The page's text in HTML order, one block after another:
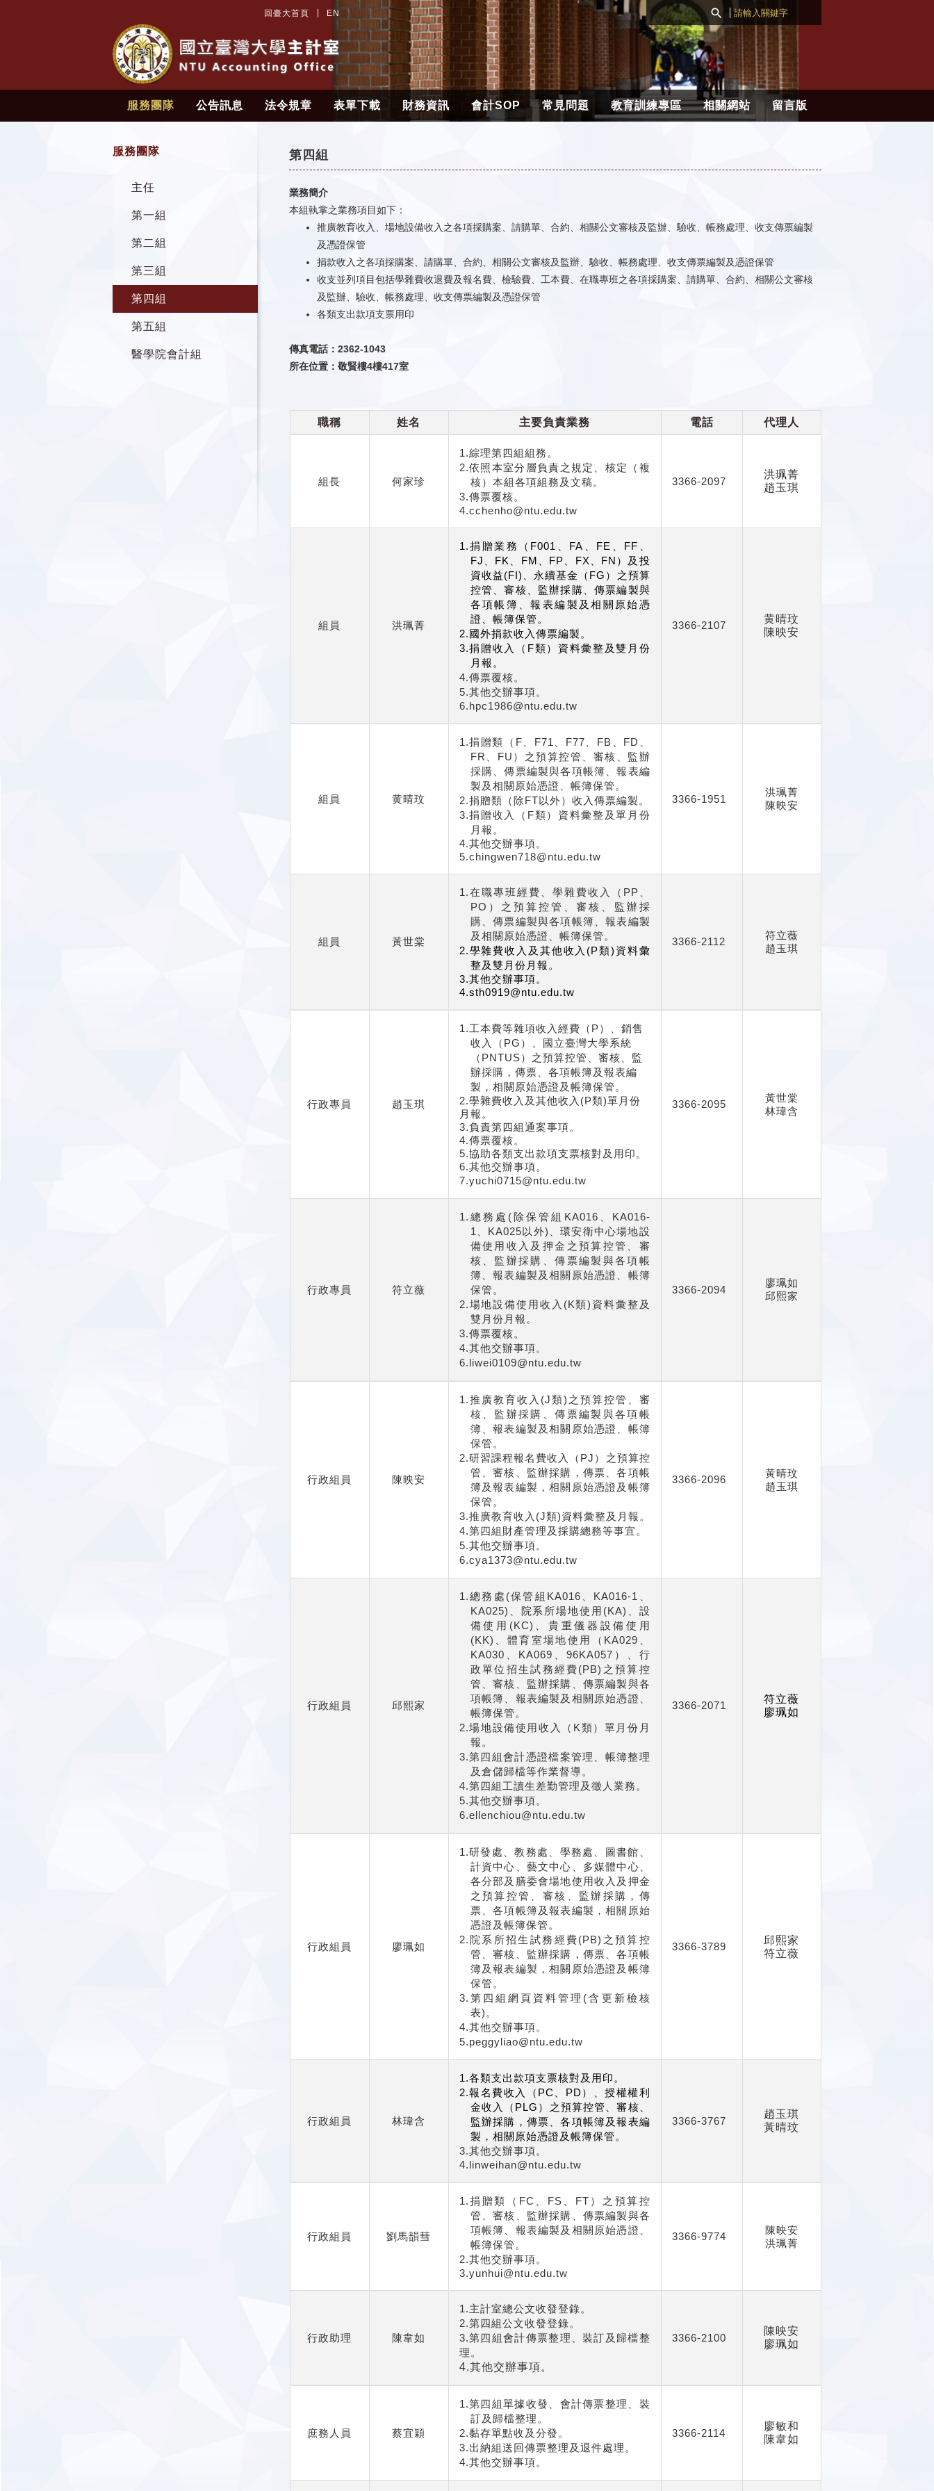

回臺大首頁 EN
服務團隊 公告訊息 法令規章 表單下載 財務資訊 會計SOP 常見問題 教育訓練專區 相關網站 留言版
服務團隊
主任
第一組
第二組
第三組
第四組
第五組
醫學院會計組
第四組
業務簡介
本組執掌之業務項目如下：
推廣教育收入、場地設備收入之各項採購案、請購單、合約、相關公文審核及監辦、驗收、帳務處理、收支傳票編製
及憑證保管
捐款收入之各項採購案、請購單、合約、相關公文審核及監辦、驗收、帳務處理、收支傳票編製及憑證保管
收支並列項目包括學雜費收退費及報名費、檢驗費、工本費、在職專班之各項採購案、請購單、合約、相關公文審核
及監辦、驗收、帳務處理、收支傳票編製及憑證保管
各類支出款項支票用印
傳真電話：2362-1043
所在位置：敬賢樓4樓417室
職稱 姓名 主要負責業務 電話 代理人
組長 何家珍
1.綜理第四組組務。
2.依照本室分層負責之規定、核定（複
核）本組各項組務及文稿。
3.傳票覆核。
4.cchenho@ntu.edu.tw
3366-2097
洪珮菁
趙玉琪
組員 洪珮菁
1.捐贈業務（F001、FA、FE、FF、
FJ、FK、FM、FP、FX、FN）及投
資收益(FI)、永續基金（FG）之預算
控管、審核、監辦採購、傳票編製與
各項帳簿、報表編製及相關原始憑
證、帳簿保管。
2.國外捐款收入傳票編製。
3.捐贈收入（ F類）資料彙整及雙月份
月報。
4.傳票覆核。
5.其他交辦事項。
6.hpc1986@ntu.edu.tw
3366-2107
黄晴玟
陳映安
組員 黄晴玟
1.捐贈類（F、F71、F77、FB、FD、
FR、FU）之預算控管、審核、監辦
採購、傳票編製與各項帳簿、報表編
製及相關原始憑證、帳簿保管。
2.捐贈類（除FT以外）收入傳票編製。
3.捐贈收入（F類）資料彙整及單月份
月報。
4.其他交辦事項。
5.chingwen718@ntu.edu.tw
3366-1951
洪珮菁
陳映安
組員 黃世棠
1.在職專班經費、學雜費收入（ PP
PO ）之預算控管、審核、監辦採
購、傳票編製與各項帳簿、報表編製
及相關原始憑證、帳簿保管。
2.學雜費收入 及其他收入 (P類) 資料彙
整及雙月份月報。
3.其他交辦事項。
4.sth0919@ntu.edu.tw
3366-2112
符立薇
趙玉琪
行政專員 趙玉琪
1.工本費等雜項收入經費（ P）、銷售
收入（ PG ）、國立臺灣大學系統
（ PNTUS）之預算控管、審核、監
辦採購，傳票、各項帳簿及報表編
製，相關原始憑證及帳簿保管。
2.學雜費收入及其他收入 (P類)單月份
月報。
3.負責第四組通案事項。
4.傳票覆核。
5.協助各類支出款項支票核對及用印。
6.其他交辦事項。
7.yuchi0715@ntu.edu.tw
3366-2095
黃世棠
林瑋含
行政專員 符立薇
1.總務處(除保管組KA016、KA016-
1、KA025以外)、環安衛中心場地設
備使用收入及押金之預算控管、審
核、監辦採購、傳票編製與各項帳
簿、報表編製及相關原始憑證、帳簿
保管。
2.場地設備使用收入(K類)資料彙整及
雙月份月報。
3.傳票覆核。
4.其他交辦事項。
6.liwei0109@ntu.edu.tw
3366-2094
廖珮如
邱熙家
行政組員 陳映安
1.推廣教育收入(J類)之預算控管、審
核、監辦採購、傳票編製與各項帳
簿、報表編製及相關原始憑證、帳簿
保管。
2.研習課程報名費收入（PJ）之預算控
管、審核、監辦採購，傳票、各項帳
簿及報表編製，相關原始憑證及帳簿
保管。
3.推廣教育收入(J類)資料彙整及月報。
4.第四組財產管理及採購總務等事宜。
5.其他交辦事項。
6.cya1373@ntu.edu.tw
3366-2096
黃晴玟
趙玉琪
行政組員 邱熙家
1.總務處 (保管組 KA016 KA016-1
KA025)
院系所場地使用 (KA)
、設
備使用 (KC)
、貴重儀器設備使用
(KK)
、體育室場地使用（ KA029
KA030
KA069 96KA057 ）、行
政單位招生試務經費(PB) 之預算控
管、審核、監辦採購、傳票編製與各
項帳簿、報表編製及相關原始憑證、
帳簿保管。
2.場地設備使用收入（ K類）單月份月
報。
3.第四組會計憑證檔案管理、帳簿整理
及倉儲歸檔等作業督導。
4.第四組工讀生差勤管理及徵人業務。
5.其他交辦事項。
6.ellenchiou@ntu.edu.tw
3366-2071
符立薇
廖珮如
行政組員 廖珮如
1.研發處、教務處、學務處、圖書館、
計資中心、藝文中心、多媒體中心、
各分部及膳委會場地使用收入及押金
之預算控管、審核、監辦採購，傳
票、各項帳簿及報表編製，相關原始
憑證及帳簿保管。
2.院系所招生試務經費(PB)之預算控
管、審核、監辦採購，傳票、各項帳
簿及報表編製，相關原始憑證及帳簿
保管。
3.第四組網頁資料管理(含更新檢核
表)。
4.其他交辦事項。
5.peggyliao@ntu.edu.tw
3366-3789
邱熙家
符立薇
行政組員 林瑋含
1.各類支出款項支票核對及用印。
2.報名費收入（ PC PD ）、授權權利
金收入（ PLG ）之預算控管、審核、
監辦採購，傳票、各項帳簿及報表編
製，相關原始憑證及帳簿保管。
3.其他交辦事項。
4.linweihan@ntu.edu.tw
3366-3767
趙玉琪
黃晴玟
行政組員 劉馬韻彗
1.捐贈類（ FC、FS、FT ）之預算控
管、審核、監辦採購、傳票編製與各
項帳簿、報表編製及相關原始憑證、
帳簿保管。
2.其他交辦事項。
3.yunhui@ntu.edu.tw
3366-9774
陳映安
洪珮菁
行政助理 陳韋如
1.主計室總公文收發登錄。
2.第四組公文收發登錄。
3.第四組會計傳票整理、裝訂及歸檔整
理。
4.其他交辦事項。
3366-2100
陳映安
廖珮如
庶務人員 蔡宜穎
1.第四組單據收發、會計傳票整理、裝
訂及歸檔整理。
2.黏存單點收及分發。
3.出納組送回傳票整理及退件處理。
4.其他交辦事項。
3366-2114
廖敏和
陳韋如